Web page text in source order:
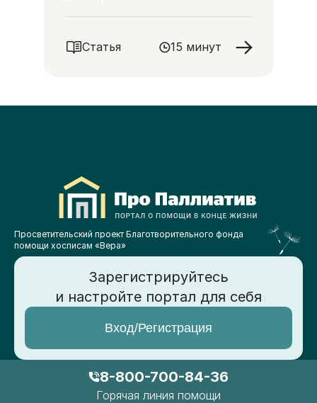
Статья 15 минут
Просветительский проект Благотворительного фонда
помощи хосписам «Вера»
Зарегистрируйтесь
и настройте портал для себя
Вход/Регистрация
8-800-700-84-36
Горячая линия помощи